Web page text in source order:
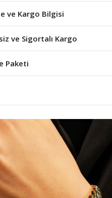
ve Kargo Bilgisi
ve Sigortalı Kargo
Paketi